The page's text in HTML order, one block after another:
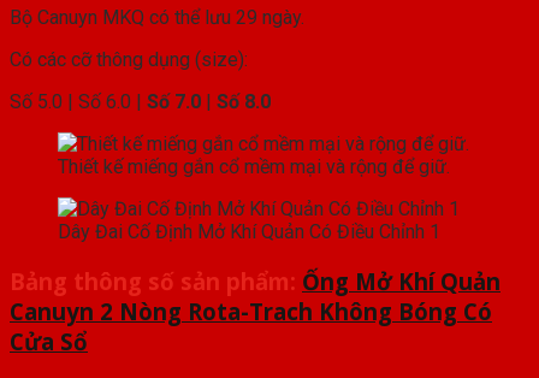
Bộ Canuyn MKQ có thể lưu 29 ngày.
Có các cỡ thông dụng (size):
Số 5.0 | Số 6.0 | Số 7.0 Số 8.0
Thiết kế miếng gắn cổ mềm mại và rộng để giữ.
Dây Đai Cố Định Mở Khí Quản Có Điều Chỉnh 1
Bảng thông số sản phẩm: Ống Mở Khí Quản
Canuyn 2 Nòng Rota-Trach Không Bóng Có
Cửa Sổ